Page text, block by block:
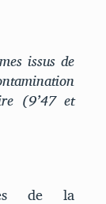
issus de
(9’47 et
de la